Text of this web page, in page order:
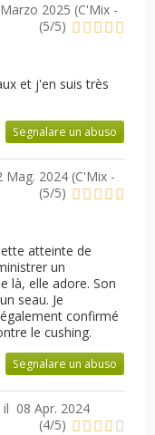
2025 (C'Mix -
(5/5)
et j'en suis très
Segnalare un abuso
Mag. 2024 (C'Mix -
(5/5)
atteinte de
un
là, elle adore. Son
seau. Je
confirmé
le cushing.
Segnalare un abuso
08 Apr. 2024
(4/5)